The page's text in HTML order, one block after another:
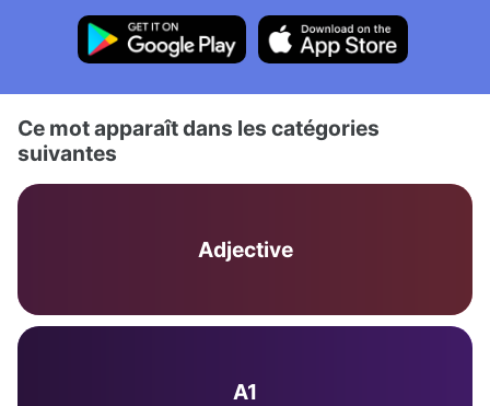
Ce mot apparaît dans les catégories
suivantes
Adjective
A1